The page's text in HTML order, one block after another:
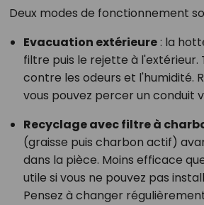
Deux modes de fonctionnement
Evacuation extérieure: la
filtre puis le rejette à l'extérieur.
contre les odeurs et l'humidité.
vous pouvez percer un conduit
Recyclage avec filtre à
(graisse puis charbon actif)
dans la pièce. Moins efficace
utile si vous ne pouvez pas
Pensez à changer